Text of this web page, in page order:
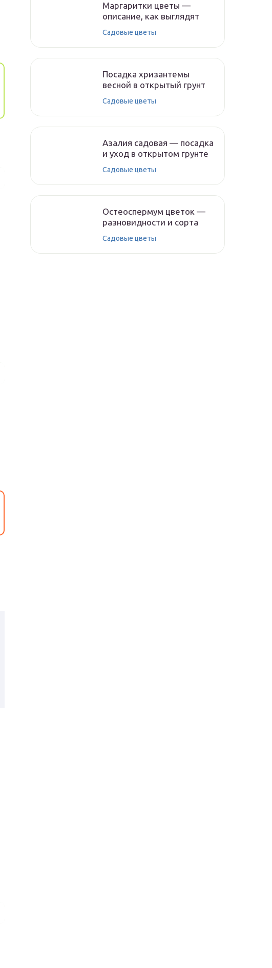
Маргаритки цветы —
описание, как выглядят
Садовые цветы
Посадка хризантемы
весной в открытый грунт
Садовые цветы
Азалия садовая — посадка
и уход в открытом грунте
Садовые цветы
Остеоспермум цветок —
разновидности и сорта
Садовые цветы